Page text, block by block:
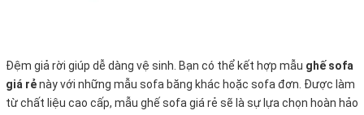
Đệm giả rời giúp dễ dàng vệ sinh. Bạn có thể kết hợp mẫu ghế sofa
giá rẻnày với những mẫu sofa băng khác hoặc sofa đơn. Được làm
từ chất liệu cao cấp, mẫu ghế sofa giá rẻ sẽ là sự lựa chọn hoàn hảo